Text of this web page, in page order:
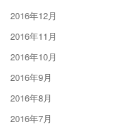
2016年12月
2016年11月
2016年10月
2016年9月
2016年8月
2016年7月